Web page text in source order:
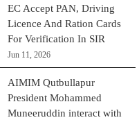
EC Accept PAN, Driving
Licence And Ration Cards
For Verification In SIR
Jun 11, 2026
AIMIM Qutbullapur
President Mohammed
Muneeruddin interact with